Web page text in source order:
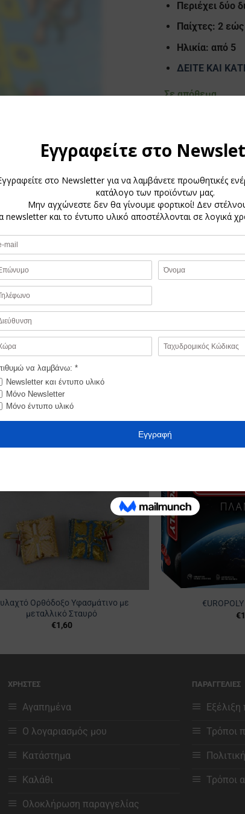
Περιέχει δύο
Παίχτες: 2
Ηλικία: από 5
ΔΕΙΤΕ ΚΑΙ
Σε απόθεμα
παιδιά. Το αγαπημένο κλασικό παιχνίδι λέξεων
ολοκαίνουρια πιόνια, βάσεις και κουτί, για
βαθμό δυσκολίας. Το πρώτο, με
που συνδέονται μεταξύ τους οριζόντια ή κάθετα,
Προσθήκη
Ορθόδοξο Υφασμάτινο με
μεταλλικό Σταυρό
€1,60
€
ΧΡΗΣΤΕΣ
Αγαπημένα
Ο λογαριασμός μου
Κατάστημα
Καλάθι
Ολοκλήρωση παραγγελίας
ΠΑΡΑΓΓΕΛΙΕΣ
Εξέλιξη
Τρόποι
Τρόποι